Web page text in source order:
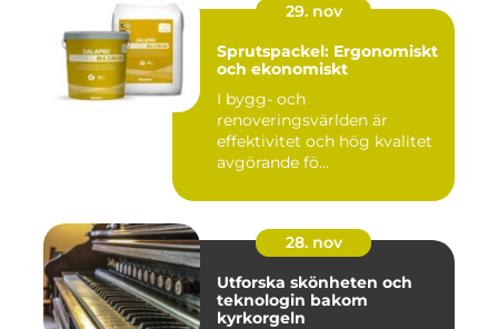
29. nov
Sprutspackel: Ergonomiskt
och ekonomiskt
I bygg- och
renoveringsvärlden är
effektivitet och hög kvalitet
avgörande fö...
28. nov
Utforska skönheten och
teknologin bakom
kyrkorgeln